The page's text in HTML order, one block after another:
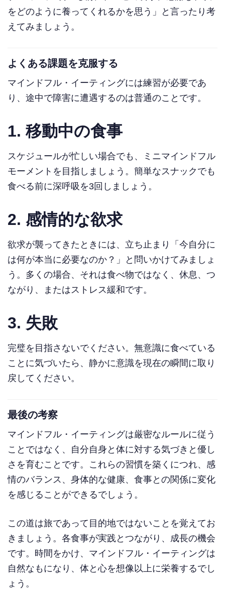
をどのように養ってくれるかを思う」と言ったり考
えてみましょう。
よくある課題を克服する
マインドフル・イーティングには練習が必要であ
り、途中で障害に遭遇するのは普通のことです。
1. 移動中の食事
スケジュールが忙しい場合でも、ミニマインドフル
モーメントを目指しましょう。簡単なスナックでも
食べる前に深呼吸を3回しましょう。
2. 感情的な欲求
欲求が襲ってきたときには、立ち止まり「今自分に
は何が本当に必要なのか？」と問いかけてみましょ
う。多くの場合、それは食べ物ではなく、休息、つ
ながり、またはストレス緩和です。
3. 失敗
完璧を目指さないでください。無意識に食べている
ことに気づいたら、静かに意識を現在の瞬間に取り
戻してください。
最後の考察
マインドフル・イーティングは厳密なルールに従う
ことではなく、自分自身と体に対する気づきと優し
さを育むことです。これらの習慣を築くにつれ、感
情のバランス、身体的な健康、食事との関係に変化
を感じることができるでしょう。
この道は旅であって目的地ではないことを覚えてお
きましょう。各食事が実践とつながり、成長の機会
です。時間をかけ、マインドフル・イーティングは
自然なもになり、体と心を想像以上に栄養するでし
ょう。